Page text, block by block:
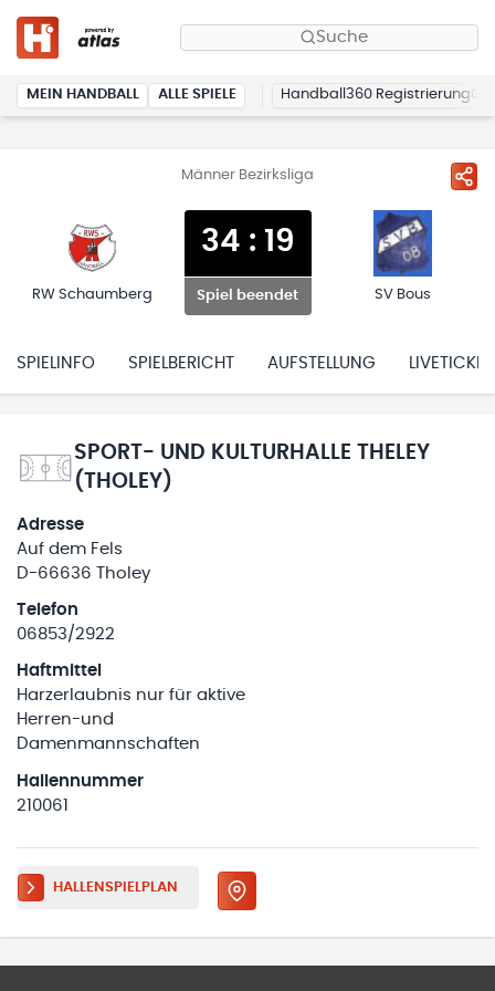
Suche
MEIN HANDBALL ALLE SPIELE Handball360 Registrierung
Männer Bezirksliga
RW Schaumberg
34 : 19
Spiel beendet SV Bous
SPIELINFO SPIELBERICHT AUFSTELLUNG LIVETICKER
SPORT- UND KULTURHALLE THELEY
(THOLEY)
Adresse
Auf dem Fels
D-66636 Tholey
Telefon
06853/2922
Haftmittel
Harzerlaubnis nur für aktive
Herren-und
Damenmannschaften
Hallennummer
210061
HALLENSPIELPLAN